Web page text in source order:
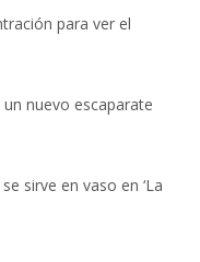
para ver el
nuevo escaparate
sirve en vaso en ‘La